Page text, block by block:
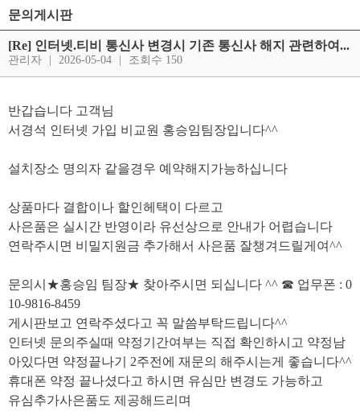
문의게시판
[Re] 인터넷.티비 통신사 변경시 기존 통신사 해지 관련하여...
관리자 2026-05-04 조회수 150
반갑습니다 고객님
서경석 인터넷 가입 비교원 홍승임팀장입니다^^
설치장소 명의자 같을경우 예약해지가능하십니다
상품마다 결합이나 할인헤택이 다르고
사은품은 실시간 반영이라 유선상으로 안내가 어렵습니다
연락주시면 비밀지원금 추가해서 사은품 잘챙겨드릴게여^^
문의시★홍승임 팀장★ 찾아주시면 되십니다 ^^ ☎ 업무폰 : 0
10-9816-8459
게시판보고 연락주셨다고 꼭 말씀부탁드립니다^^
인터넷 문의주실때 약정기간여부는 직접 확인하시고 약정남
아있다면 약정끝나기 2주전에 재문의 해주시는게 좋습니다^^
휴대폰 약정 끝나셨다고 하시면 유심만 변경도 가능하고
유심추가사은품도 제공해드리며